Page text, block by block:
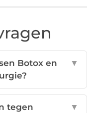
Botox en
▼
tegen
▼